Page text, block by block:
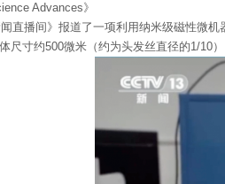
Advances》
播间》报道了一项利用纳米级磁性微机
寸约500微米（约为头发丝直径的1/10）